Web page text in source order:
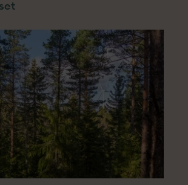
över flera projekt­: att
dimensioner och design av